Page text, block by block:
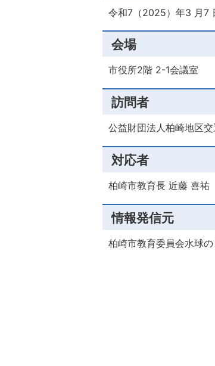
令和7（2025）年3 月7
会場
市役所2階 2-1会議室
訪問者
公益財団法人柏崎地区
対応者
柏崎市教育長 近藤 喜祐
情報発信元
柏崎市教育委員会水球